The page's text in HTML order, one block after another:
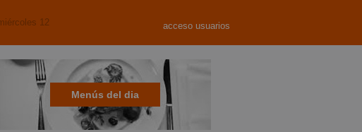
acceso usuarios
12
Menús del dia